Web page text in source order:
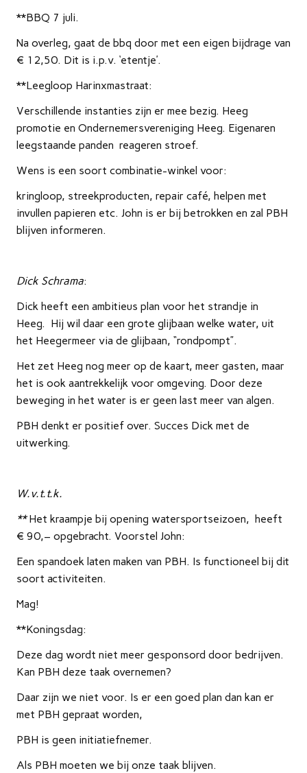
**BBQ 7 juli.
Na overleg, gaat de bbq door met een eigen bijdrage van
€ 12,50. Dit is i.p.v. ‘etentje’.
**Leegloop Harinxmastraat:
Verschillende instanties zijn er mee bezig. Heeg
promotie en Ondernemersvereniging Heeg. Eigenaren
leegstaande panden reageren stroef.
Wens is een soort combinatie-winkel voor:
kringloop, streekproducten, repair café, helpen met
invullen papieren etc. John is er bij betrokken en zal PBH
blijven informeren.
Dick Schrama:
Dick heeft een ambitieus plan voor het strandje in
Heeg. Hij wil daar een grote glijbaan welke water, uit
het Heegermeer via de glijbaan, “rondpompt”.
Het zet Heeg nog meer op de kaart, meer gasten, maar
het is ook aantrekkelijk voor omgeving. Door deze
beweging in het water is er geen last meer van algen.
PBH denkt er positief over. Succes Dick met de
uitwerking.
W.v.t.t.k.
**Het kraampje bij opening watersportseizoen, heeft
€ 90,– opgebracht. Voorstel John:
Een spandoek laten maken van PBH. Is functioneel bij dit
soort activiteiten.
Mag!
**Koningsdag:
Deze dag wordt niet meer gesponsord door bedrijven.
Kan PBH deze taak overnemen?
Daar zijn we niet voor. Is er een goed plan dan kan er
met PBH gepraat worden,
PBH is geen initiatiefnemer.
Als PBH moeten we bij onze taak blijven.